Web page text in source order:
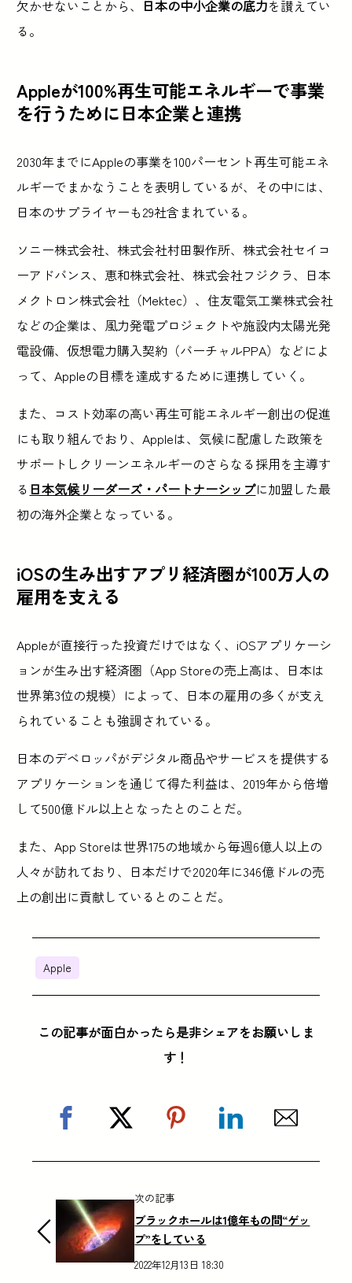
欠かせないことから、 日本の中小企業の底力を讃えてい
る。
Appleが100%再生可能エネルギーで事業
を行うために日本企業と連携
2030年までにAppleの事業を100パーセント再生可能エネ
ルギーでまかなうことを表明しているが、その中には、
日本のサプライヤーも29社含まれている。
ソニー株式会社、株式会社村田製作所、株式会社セイコ
ーアドバンス、恵和株式会社、株式会社フジクラ、日本
メクトロン株式会社（Mektec）、住友電気工業株式会社
などの企業は、風力発電プロジェクトや施設内太陽光発
電設備、仮想電力購入契約（バーチャルPPA）などによ
って、Appleの目標を達成するために連携していく。
また、コスト効率の高い再生可能エネルギー創出の促進
にも取り組んでおり、Appleは、気候に配慮した政策を
サポートしクリーンエネルギーのさらなる採用を主導す
る 日本気候リーダーズ・パートナーシップに加盟した最
初の海外企業となっている。
iOSの生み出すアプリ経済圏が100万人の
雇用を支える
Appleが直接行った投資だけではなく、iOSアプリケーシ
ョンが生み出す経済圏（App Storeの売上高は、日本は
世界第3位の規模）によって、日本の雇用の多くが支え
られていることも強調されている。
日本のデベロッパがデジタル商品やサービスを提供する
アプリケーションを通じて得た利益は、2019年から倍増
して500億ドル以上となったとのことだ。
また、App Storeは世界175の地域から毎週6億人以上の
人々が訪れており、日本だけで2020年に346億ドルの売
上の創出に貢献しているとのことだ。
Apple
この記事が面白かったら是非シェアをお願いしま
す！
次の記事
ブラックホールは1億年もの間“ゲッ
プ”をしている
2022年12月13日 18:30